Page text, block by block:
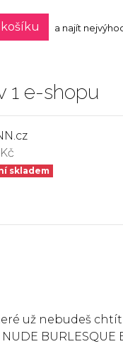
a najít
1 e-shopu
skladem
už nebudeš
BURLESQUE